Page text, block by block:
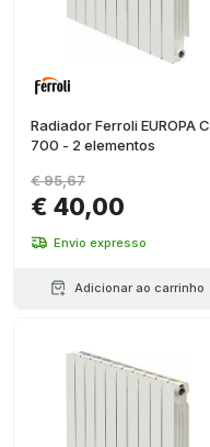
Radiador Ferroli EUROPA C
700 - 2 elementos
€ 40,00
€ 95,67
Envio expresso
Adicionar ao carrinho